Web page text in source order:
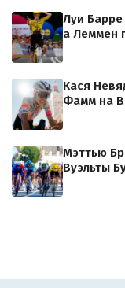
Луи
а Леммен
Кася
Фамм на
Мэттью
Вуэльты